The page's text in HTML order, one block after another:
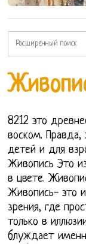
8212 это
воском. Правда,
детей и для
Живопись Это
в цвете.
Живопись- это
зрения, где
только в
блуждает